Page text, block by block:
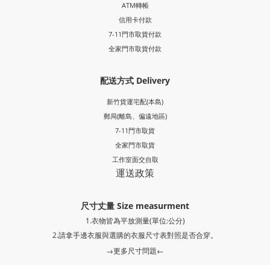
ATM轉帳
信用卡付款
7-11門市取貨付款
全家門市取貨付款
配送方式 Delivery
新竹貨運宅配(本島)
郵局(離島、偏遠地區)
7-11門市取貨
全家門市取貨
工作室面交自取
運送政策
尺寸丈量 Size measurment
1.衣物皆為平放測量(單位:公分)
2.請拿手邊衣服與選購的衣服尺寸表對照是否合穿。
→更多尺寸問題←